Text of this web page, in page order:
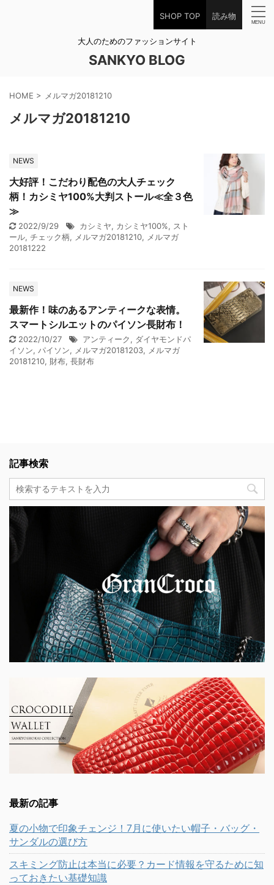
SHOP TOP 読み物
大人のためのファッションサイト
SANKYO BLOG
HOME > メルマガ20181210
メルマガ20181210
NEWS
大好評！こだわり配色の大人チェック
柄！カシミヤ100%大判ストール≪全３色
≫
2022/9/29 カシミヤ, カシミヤ100%, スト
ール, チェック柄, メルマガ20181210, メルマガ
20181222
NEWS
最新作！味のあるアンティークな表情。
スマートシルエットのパイソン長財布！
2022/10/27 アンティーク, ダイヤモンドパ
イソン, パイソン, メルマガ20181203, メルマガ
20181210, 財布, 長財布
記事検索
最新の記事
夏の小物で印象チェンジ！7月に使いたい帽子・バッグ・
サンダルの選び方
スキミング防止は本当に必要？カード情報を守るために知
っておきたい基礎知識